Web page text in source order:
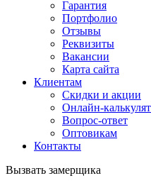
Гарантия
Портфолио
Отзывы
Реквизиты
Вакансии
Карта сайта
Клиентам
Скидки и акции
Онлайн-
Вопрос-ответ
Оптовикам
Контакты
Вызвать замерщика